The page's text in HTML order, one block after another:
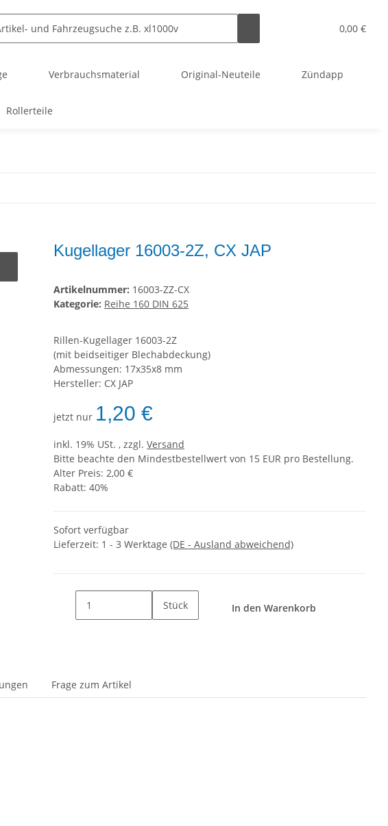
0,00 €
Verbrauchsmaterial Original-Neuteile Zündapp
Rollerteile
Kugellager 16003-2Z, CX JAP
Artikelnummer: 16003-ZZ-CX
Kategorie: Reihe 160 DIN 625
Rillen-Kugellager 16003-2Z
(mit beidseitiger Blechabdeckung)
Abmessungen: 17x35x8 mm
Hersteller: CX JAP
jetzt nur 1,20 €
inkl. 19% USt. , zzgl. Versand
Bitte beachte den Mindestbestellwert von 15 EUR pro Bestellung.
Alter Preis: 2,00 €
Rabatt: 40%
Sofort verfügbar
Lieferzeit: 1 - 3 Werktage (DE - Ausland abweichend)
Stück In den Warenkorb
Frage zum Artikel